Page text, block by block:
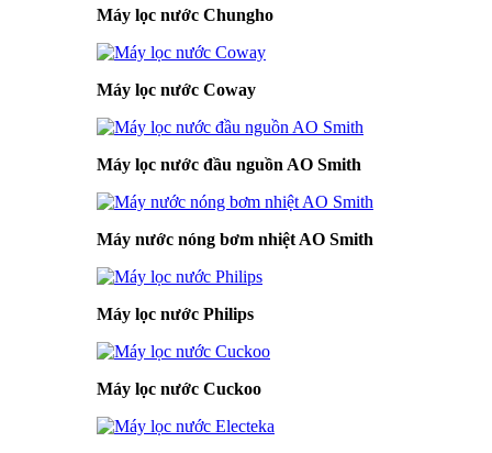
Máy lọc nước Chungho
Máy lọc nước Coway
Máy lọc nước đầu nguồn AO Smith
Máy nước nóng bơm nhiệt AO Smith
Máy lọc nước Philips
Máy lọc nước Cuckoo